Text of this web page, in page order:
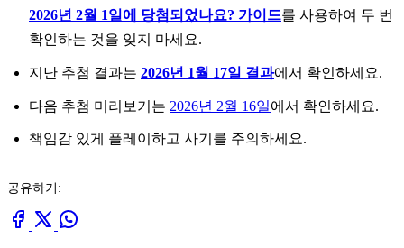
2026년 2월 1일에 당첨되었나요? 가이드를 사용하여 두 번
확인하는 것을 잊지 마세요.
지난 추첨 결과는 2026년 1월 17일 결과에서 확인하세요.
다음 추첨 미리보기는 2026년 2월 16일에서 확인하세요.
책임감 있게 플레이하고 사기를 주의하세요.
공유하기: